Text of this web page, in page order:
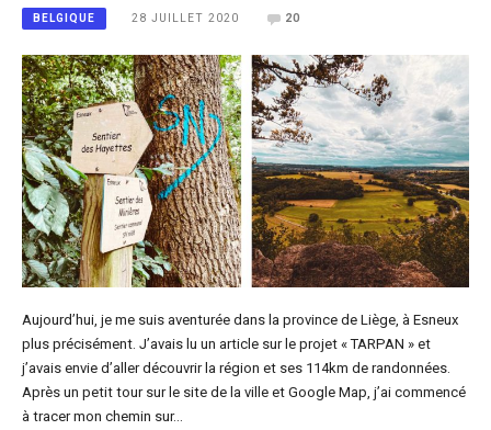
BELGIQUE 28 JUILLET 2020 20
Aujourd’hui, je me suis aventurée dans la province de Liège, à Esneux
plus précisément. J’avais lu un article sur le projet « TARPAN » et
j’avais envie d’aller découvrir la région et ses 114km de randonnées.
Après un petit tour sur le site de la ville et Google Map, j’ai commencé
à tracer mon chemin sur…